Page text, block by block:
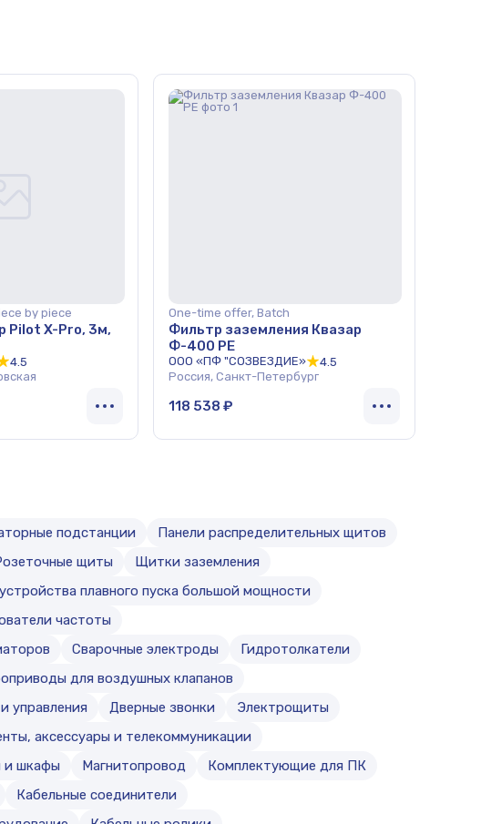
by piece
Pilot X-Pro, 3м,
4.5
One-time offer, Batch
Фильтр заземления Квазар
Ф-400 РЕ
ООО «ПФ "СОЗВЕЗДИЕ»
4.5
Россия, Санкт-Петербург
118 538 ₽
подстанции
Панели распределительных щитов
щиты
Щитки заземления
плавного пуска большой мощности
частоты
Сварочные электроды
Гидротолкатели
для воздушных клапанов
управления Дверные звонки
Электрощиты
аксессуары и телекоммуникации
и шкафы Магнитопровод
Комплектующие для ПК
Кабельные соединители